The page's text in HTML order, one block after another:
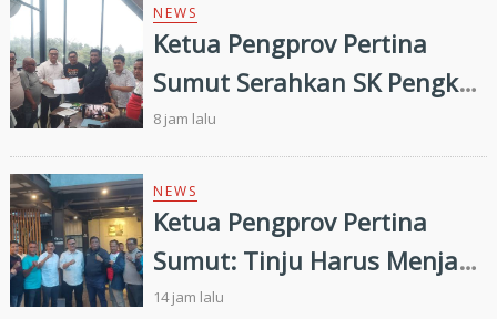
Prestasi di Porprovsu 2026
NEWS
Ketua Pengprov Pertina
Sumut Serahkan SK Pengkab
Pertina Madina Periode
2026–2030
8 jam lalu
NEWS
Ketua Pengprov Pertina
Sumut: Tinju Harus Menjadi
Jalan Membangun Masa
14 jam lalu